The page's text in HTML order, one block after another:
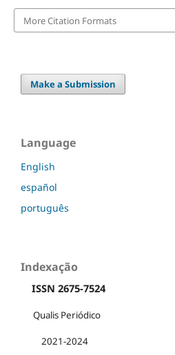
More Citation Formats
Make a Submission
Language
English
español
português
Indexação
ISSN 2675-7524
Qualis Periódico
2021-2024